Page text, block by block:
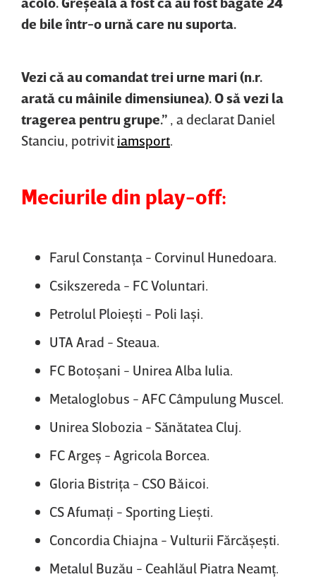
de bile într-o urnă care nu suporta.
Vezi că au comandat trei urne mari (n.r.
arată cu mâinile dimensiunea). O să vezi la
tragerea pentru grupe.” , a declarat Daniel
Stanciu, potrivit iamsport
Meciurile din play-off:
Farul Constanţa - Corvinul Hunedoara.
Csikszereda - FC Voluntari.
Petrolul Ploieşti - Poli Iaşi.
UTA Arad - Steaua.
FC Botoşani - Unirea Alba Iulia.
Metaloglobus - AFC Câmpulung Muscel.
Unirea Slobozia - Sănătatea Cluj.
FC Argeş - Agricola Borcea.
Gloria Bistriţa - CSO Băicoi.
CS Afumaţi - Sporting Lieşti.
Concordia Chiajna - Vulturii Fărcăşeşti.
Metalul Buzău - Ceahlăul Piatra Neamţ.